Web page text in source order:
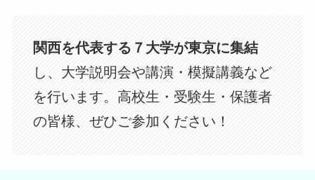
関西を代表する７大学が東京に集結
し、大学説明会や講演・模擬講義など
を行います。高校生・受験生・保護者
の皆様、ぜひご参加ください！